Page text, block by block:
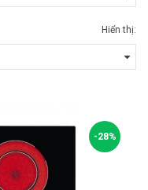
Hiển thị:
-28%